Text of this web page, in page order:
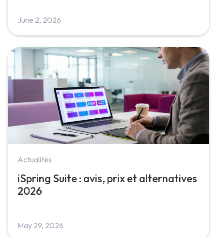
June 2, 2026
Actualités
iSpring Suite : avis, prix et alternatives
2026
May 29, 2026